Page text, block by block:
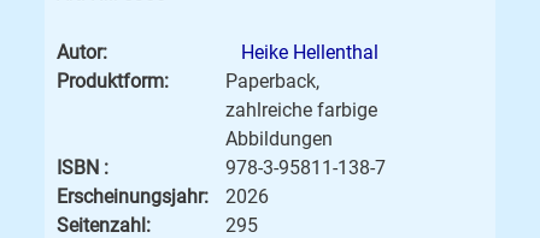
Autor:
Heike Hellenthal
Produktform:
Paperback,
zahlreiche farbige
Abbildungen
ISBN :
978-3-95811-138-7
Erscheinungsjahr:
2026
Seitenzahl:
295